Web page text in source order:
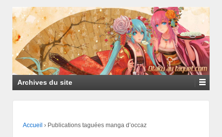
Archives du site
Accueil › Publications taguées manga d’occaz